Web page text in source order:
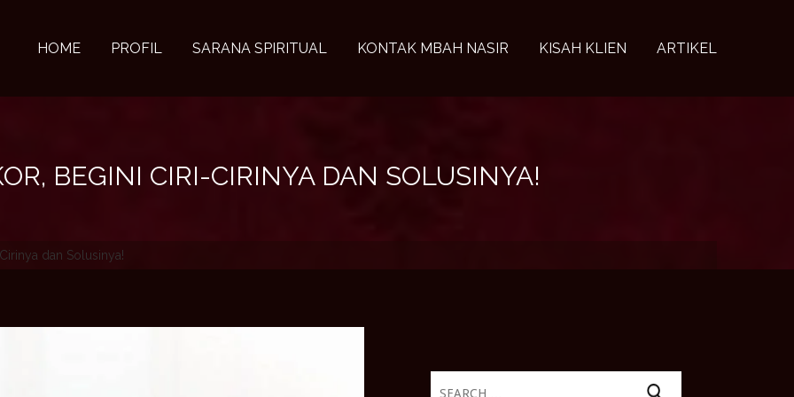
HOME PROFIL SARANA SPIRITUAL KONTAK MBAH NASIR KISAH KLIEN ARTIKEL
BEGINI CIRI-CIRINYA DAN SOLUSINYA!
dan Solusinya!